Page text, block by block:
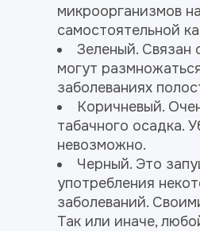
микроорганизмов
самостоятельной
Зеленый. Связан
могут
заболеваниях
Коричневый.
табачного осадка.
невозможно.
Черный. Это
употребления
заболеваний.
Так или иначе,